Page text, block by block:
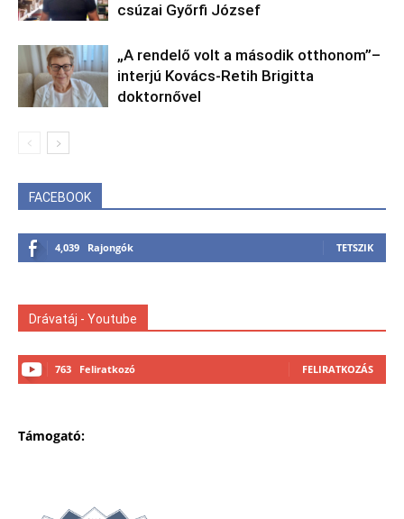
csúzai Győrfi József
„A rendelő volt a második otthonom”–
interjú Kovács-Retih Brigitta
doktornővel
FACEBOOK
4,039 Rajongók TETSZIK
Drávatáj - Youtube
763 Feliratkozó FELIRATKOZÁS
Támogató: